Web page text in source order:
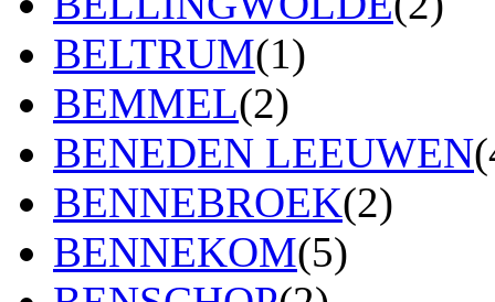
BELTRUM(1)
BEMMEL(2)
BENEDEN LEEUWEN
BENNEBROEK(2)
BENNEKOM(5)